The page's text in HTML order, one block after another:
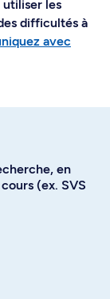
les
difficultés à
avec
en
(ex. SVS